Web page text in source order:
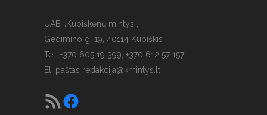
UAB „Kupiškėnų mintys“,
Gedimino g. 19, 40114 Kupiškis
Tel. +370 605 19 399, +370 612 57 157.
El. paštas redakcija@kmintys.lt